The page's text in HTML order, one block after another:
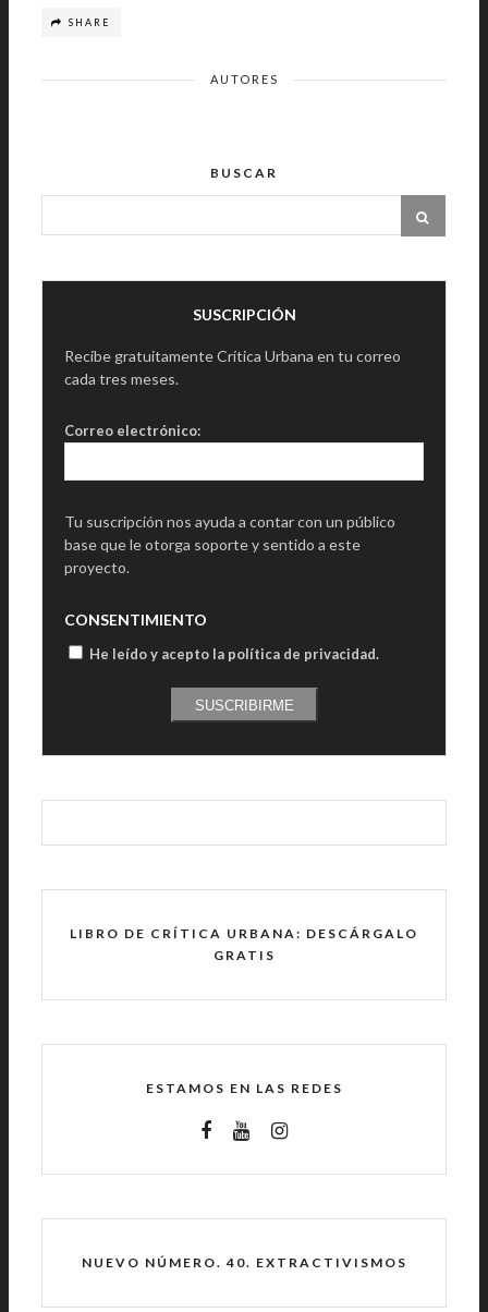
SHARE
AUTORES
BUSCAR
SUSCRIPCIÓN
Recibe gratuitamente Crítica Urbana en tu correo
cada tres meses.
Correo electrónico:
Tu suscripción nos ayuda a contar con un público
base que le otorga soporte y sentido a este
proyecto.
CONSENTIMIENTO
He leído y acepto la política de privacidad.
SUSCRIBIRME
LIBRO DE CRÍTICA URBANA: DESCÁRGALO
GRATIS
ESTAMOS EN LAS REDES
NUEVO NÚMERO. 40. EXTRACTIVISMOS